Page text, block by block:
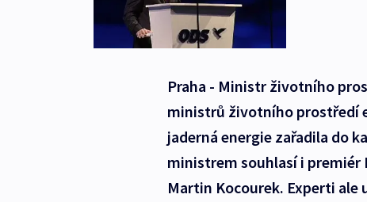
Praha - Ministr životního
ministrů životního prostředí
jaderná energie zařadila do
ministrem souhlasí i premiér
Martin Kocourek. Experti